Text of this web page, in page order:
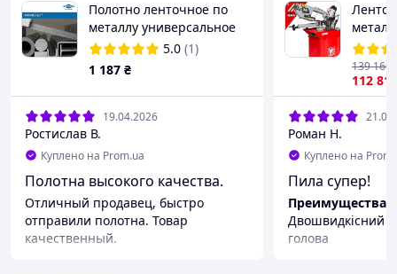
Полотно ленточное по
металлу универсальное
M42 WESPA CROSSTEC
5.0 (1)
1 187 ₴
19.04.2026
Ростислав В.
Куплено на Prom.ua
Полотна высокого качества.
Отличный продавец, быстро
отправили полотна. Товар
качественный.
112 810
139 160
Роман Н.
Куплено на
Пила супер!
Преимущества
Двошвидкісний
голова